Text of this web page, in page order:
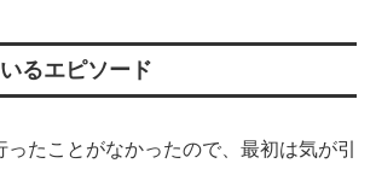
るエピソード
ったことがなかったので、最初は気が引